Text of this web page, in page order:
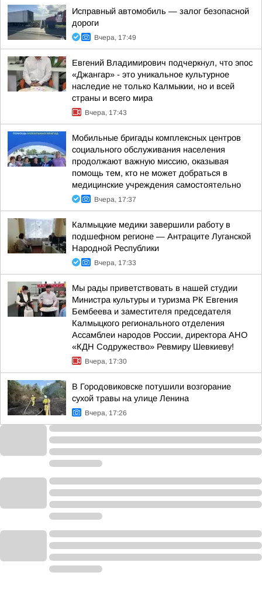
Исправный автомобиль — залог безопасной
дороги
Вчера, 17:49
Евгений Владимирович подчеркнул, что эпос
«Джангар» - это уникальное культурное
наследие не только Калмыкии, но и всей
страны и всего мира
Вчера, 17:43
Мобильные бригады комплексных центров
социального обслуживания населения
продолжают важную миссию, оказывая
помощь тем, кто не может добраться в
медицинские учреждения самостоятельно
Вчера, 17:37
Калмыцкие медики завершили работу в
подшефном регионе — Антраците Луганской
Народной Республики
Вчера, 17:33
Мы рады приветствовать в нашей студии
Министра культуры и туризма РК Евгения
Бембеева и заместителя председателя
Калмыцкого регионального отделения
Ассамблеи народов России, директора АНО
«КДН Содружество» Ревмиру Шевкиеву!
Вчера, 17:30
В Городовиковске потушили возгорание
сухой травы на улице Ленина
Вчера, 17:26